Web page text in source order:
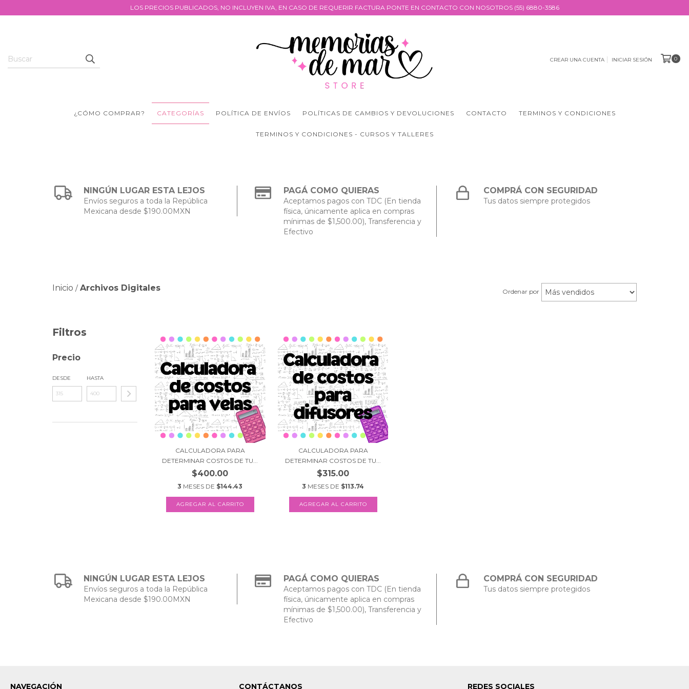
LOS PRECIOS PUBLICADOS, NO INCLUYEN IVA, EN CASO DE REQUERIR FACTURA PONTE EN CONTACTO CON NOSOTROS (55) 6880-3586
CREAR UNA CUENTA INICIAR SESIÓN 0
¿CÓMO COMPRAR? CATEGORÍAS POLÍTICA DE ENVÍOS POLÍTICAS DE CAMBIOS Y DEVOLUCIONES CONTACTO TERMINOS Y CONDICIONES
TERMINOS Y CONDICIONES - CURSOS Y TALLERES
NINGÚN LUGAR ESTA LEJOS
Envíos seguros a toda la República
Mexicana desde $190.00MXN
PAGÁ COMO QUIERAS
Aceptamos pagos con TDC (En tienda
física, únicamente aplica en compras
mínimas de $1,500.00), Transferencia y
Efectivo
COMPRÁ CON SEGURIDAD
Tus datos siempre protegidos
Inicio / Archivos Digitales Ordenar por
Filtros
Precio
DESDE HASTA
CALCULADORA PARA
DETERMINAR COSTOS DE TU...
$400.00
3 MESES DE $144.43
CALCULADORA PARA
DETERMINAR COSTOS DE TU...
$315.00
3 MESES DE $113.74
NINGÚN LUGAR ESTA LEJOS
Envíos seguros a toda la República
Mexicana desde $190.00MXN
PAGÁ COMO QUIERAS
Aceptamos pagos con TDC (En tienda
física, únicamente aplica en compras
mínimas de $1,500.00), Transferencia y
Efectivo
COMPRÁ CON SEGURIDAD
Tus datos siempre protegidos
NAVEGACIÓN CONTÁCTANOS REDES SOCIALES